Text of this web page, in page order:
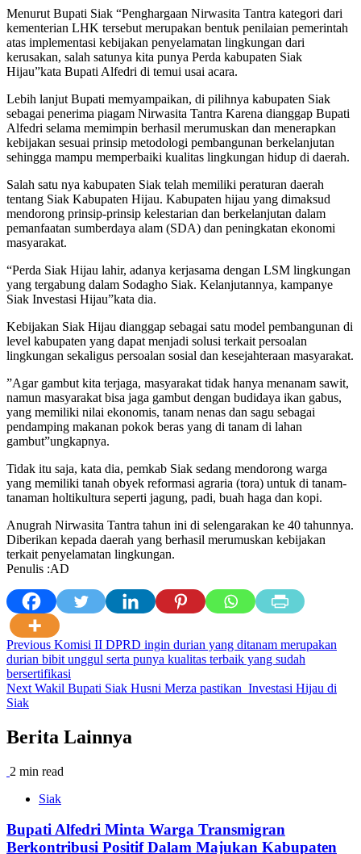
Menurut Bupati Siak “Penghargaan Nirwasita Tantra kategori dari
kementerian LHK tersebut merupakan bentuk penilaian pemerintah
atas implementasi kebijakan penyelamatan lingkungan dari
kerusakan, salah satunya kita punya Perda kabupaten Siak
Hijau”kata Bupati Alfedri di temui usai acara.
Lebih lanjut Bupati memyampaikan, di pilihnya kabupaten Siak
sebagai penerima piagam Nirwasita Tantra Karena dianggap Bupati
Alfedri selama memimpin berhasil merumuskan dan menerapkan
kebijakan sesuai prinsip metodologi pembangunan berkelanjutan
sehingga mampu memperbaiki kualitas lingkungan hidup di daerah.
Salah satu nya kabupaten Siak telah memiliki peraturan daerah
tentang Siak Kabupaten Hijau. Kabupaten hijau yang dimaksud
mendorong prinsip-prinsip kelestarian dan berkelanjutan dalam
pemanfaatan sumberdaya alam (SDA) dan peningkatan ekonomi
masyarakat.
“Perda Siak Hijau lahir, adanya kerjasama dengan LSM lingkungan
yang tergabung dalam Sodagho Siak. Kelanjutannya, kampanye
Siak Investasi Hijau”kata dia.
Kebijakan Siak Hijau dianggap sebagai satu model pembangunan di
level kabupaten yang dapat menjadi solusi terkait persoalan
lingkungan sekaligus persoalan sosial dan kesejahteraan masyarakat.
”Agar gambut kita terjaga, masyarakat tidak hanya menanam sawit,
namun masyarakat bisa jaga gambut dengan budidaya ikan gabus,
yang memiliki nilai ekonomis, tanam nenas dan sagu sebagai
pendamping makanan pokok beras yang di tanam di lahan
gambut”ungkapnya.
Tidak itu saja, kata dia, pemkab Siak sedang mendorong warga
yang memiliki tanah obyek reformasi agraria (tora) untuk di tanam-
tanaman holtikultura seperti jagung, padi, buah haga dan kopi.
Anugrah Nirwasita Tantra tahun ini di selengarakan ke 40 tahunnya.
Diberikan kepada daerah yang berhasil merumuskan kebijakan
terkait penyelamatan lingkungan.
Penulis :AD
Post
navigation
Previous Komisi II DPRD ingin durian yang ditanam merupakan
durian bibit unggul serta punya kualitas terbaik yang sudah
bersertifikasi
Next Wakil Bupati Siak Husni Merza pastikan Investasi Hijau di
Siak
Berita Lainnya
2 min read
Siak
Bupati Alfedri Minta Warga Transmigran
Berkontribusi Positif Dalam Majukan Kabupaten